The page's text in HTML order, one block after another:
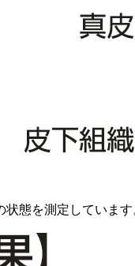
態を測定しています